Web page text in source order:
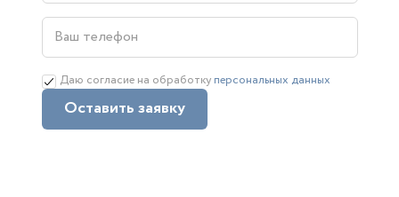
Даю согласие на обработку персональных данных
Оставить заявку